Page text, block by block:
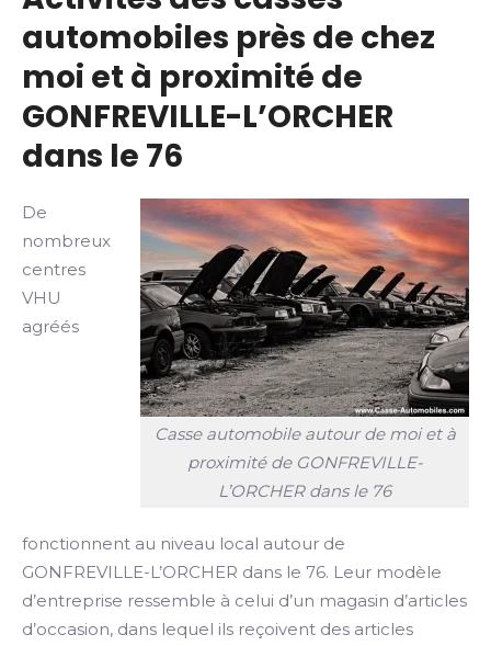
automobiles près de chez
moi et à proximité de
GONFREVILLE-L’ORCHER
dans le 76
Casse automobile autour de moi et à
proximité de GONFREVILLE-
L’ORCHER dans le 76
De
nombreux
centres
VHU
agréés
fonctionnent au niveau local autour de
GONFREVILLE-L’ORCHER dans le 76. Leur modèle
d’entreprise ressemble à celui d’un magasin d’articles
d’occasion, dans lequel ils reçoivent des articles